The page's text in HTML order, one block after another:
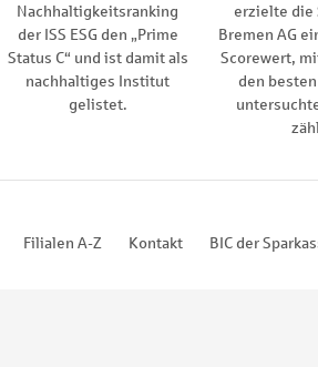
Nachhaltigkeitsranking
der ISS ESG den „Prime
Status C“ und ist damit als
nachhaltiges Institut
gelistet.
erzielte die
Bremen AG
Scorewert,
den
Filialen A-Z Kontakt BIC der